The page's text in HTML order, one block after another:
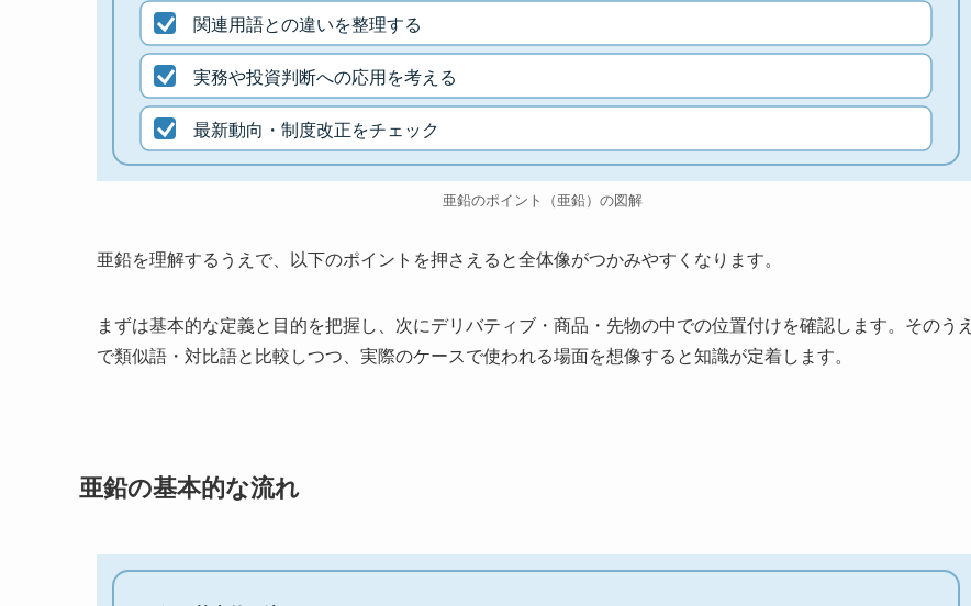
関連用語との違いを整理する
実務や投資判断への応用を考える
最新動向・制度改正をチェック
亜鉛のポイント（亜鉛）の図解
亜鉛を理解するうえで、以下のポイントを押さえると全体像がつかみやすくなります。
まずは基本的な定義と目的を把握し、次にデリバティブ・商品・先物の中での位置付けを確認します。そのうえ
で類似語・対比語と比較しつつ、実際のケースで使われる場面を想像すると知識が定着します。
亜鉛の基本的な流れ